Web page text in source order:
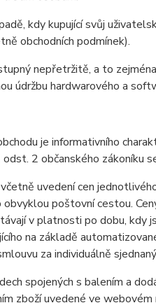
kdy kupující svůj
obchodních podmínek).
nepřetržitě, a to
údržbu hardwarového a
je informativního
2 občanského zákoníku
uvedení cen
poštovní cestou.
v platnosti po dobu, kdy
na základě
za individuálně
spojených s balením a
zboží uvedené ve